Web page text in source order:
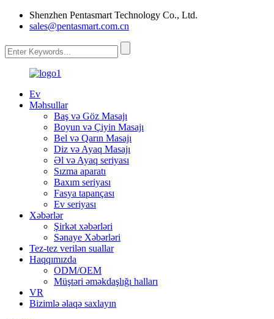
Shenzhen Pentasmart Technology Co., Ltd.
sales@pentasmart.com.cn
Ev
Məhsullar
Baş və Göz Masajı
Boyun və Çiyin Masajı
Bel və Qarın Masajı
Diz və Ayaq Masajı
Əl və Ayaq seriyası
Sızma aparatı
Baxım seriyası
Fasya tapançası
Ev seriyası
Xəbərlər
Şirkət xəbərləri
Sənaye Xəbərləri
Tez-tez verilən suallar
Haqqımızda
ODM/OEM
Müştəri əməkdaşlığı halları
VR
Bizimlə əlaqə saxlayın